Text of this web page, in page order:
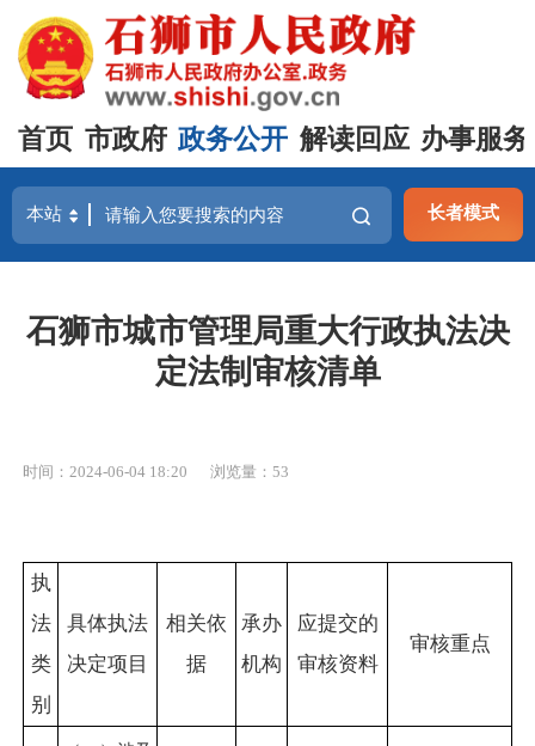
首页 市政府 政务公开 解读回应 办事服务
长者模式
石狮市城市管理局重大行政执法决
定法制审核清单
时间：2024-06-04 18:20 浏览量： 53
执
法
类
别
具体执法
决定项目
相关依
据
承办
机构
应提交的
审核资料
审核重点